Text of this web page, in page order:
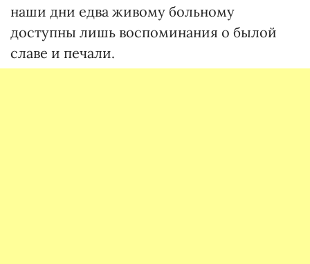
наши дни едва живому больному
доступны лишь воспоминания о былой
славе и печали.